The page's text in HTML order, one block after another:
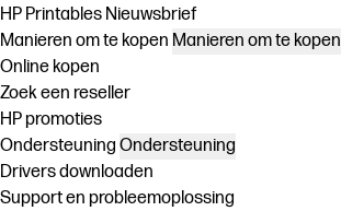
HP Printables Nieuwsbrief
Manieren om te kopen Manieren om te kopen
Online kopen
Zoek een reseller
HP promoties
Ondersteuning Ondersteuning
Drivers downloaden
Support en probleemoplossing